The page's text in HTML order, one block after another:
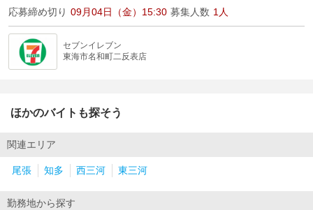
応募締め切り 09月04日（金）15:30 募集人数 1人
セブンイレブン
東海市名和町二反表店
ほかのバイトも探そう
関連エリア
尾張 知多 西三河 東三河
勤務地から探す